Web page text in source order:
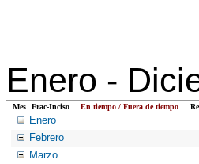
Enero -
Mes Frac-Inciso En tiempo / Fuera de tiempo
Enero
Febrero
Marzo